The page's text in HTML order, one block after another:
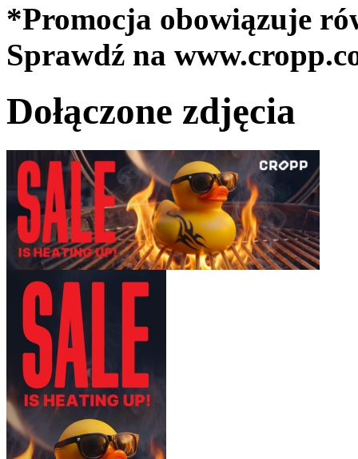
*Promocja obowiązuje
Sprawdź na
Dołączone zdjęcia